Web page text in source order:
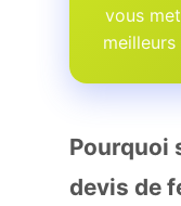
vous
Pourquoi
devis de